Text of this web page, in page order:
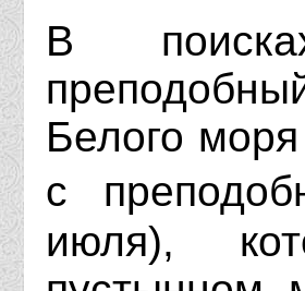
В
Белого
с
июля),